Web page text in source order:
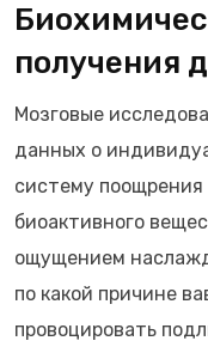
получения
Мозговые
данных о
систему
биоактивного
ощущением
по какой причине
провоцировать